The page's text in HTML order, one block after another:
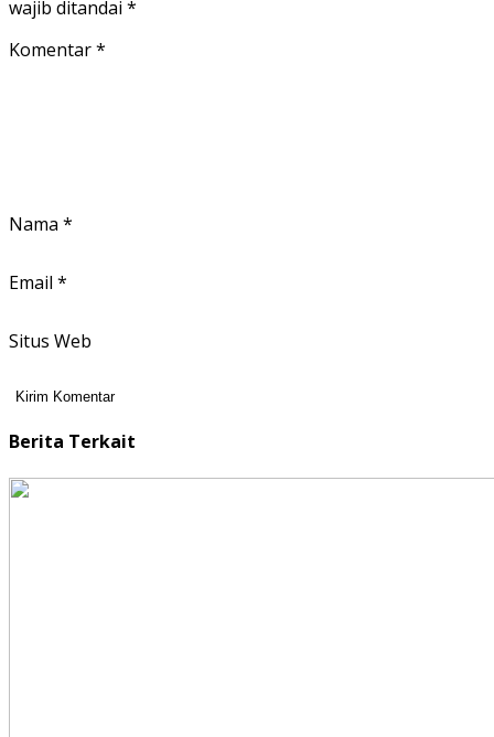
wajib ditandai *
Komentar*
Nama *
Email *
Situs Web
Berita Terkait